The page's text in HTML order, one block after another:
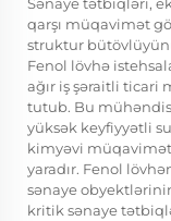
qarşı müqavimət
struktur
Fenol lövhə
ağır iş şəraitli ticari
tutub. Bu
yüksək keyfiyyətli
kimyəvi müqavimət
yaradır. Fenol
sənaye
kritik sənaye